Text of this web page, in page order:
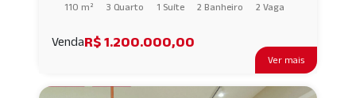
Ver mais
110 m² 3 Quarto 1 Suíte 2 Banheiro 2 Vaga
VendaR$ 1.200.000,00